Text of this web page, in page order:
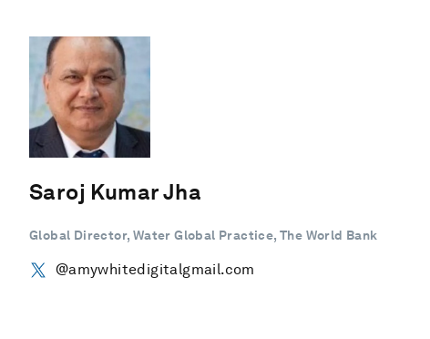
Saroj Kumar Jha
Global Director, Water Global Practice, The World Bank
@amywhitedigitalgmail.com